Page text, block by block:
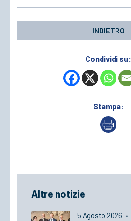
INDIETRO
Condividi su:
Stampa:
Altre notizie
5 Agosto 2026 ·